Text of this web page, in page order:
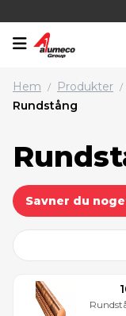
Hem / Produkter /
Rundstång
Savner du